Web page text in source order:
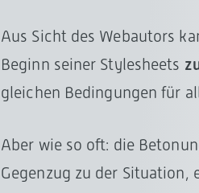
Aus Sicht des Webautors
Beginn seiner Stylesheets
gleichen Bedingungen für
Aber wie so oft: die
Gegenzug zu der Situation,